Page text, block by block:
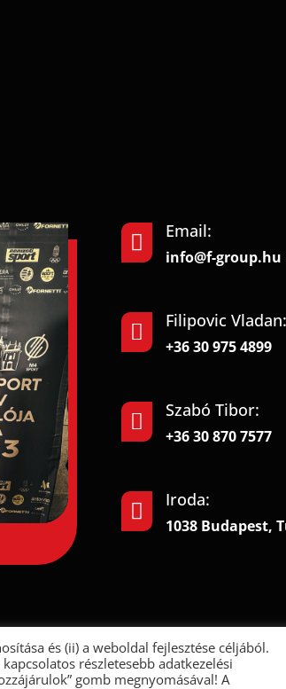
 Email:
info@f-group.hu
 Filipovic Vladan:
+36 30 975 4899
 Szabó Tibor:
+36 30 870 7577
 Iroda:
1038 Budapest,
© 2022. All rights reserved.
és (ii) a weboldal fejlesztése céljából.
részletesebb adatkezelési
gomb megnyomásával! A